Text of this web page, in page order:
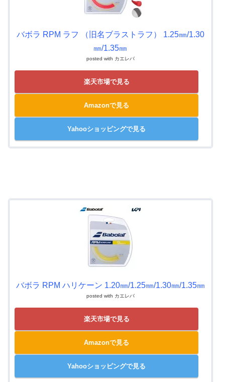
バボラ RPM ラフ （旧名ブラストラフ） 1.25㎜/1.30
㎜/1.35㎜
posted with カエレバ
楽天市場で見る
Amazonで見る
Yahooショッピングで見る
バボラ RPM ハリケーン 1.20㎜/1.25㎜/1.30㎜/1.35㎜
posted with カエレバ
楽天市場で見る
Amazonで見る
Yahooショッピングで見る